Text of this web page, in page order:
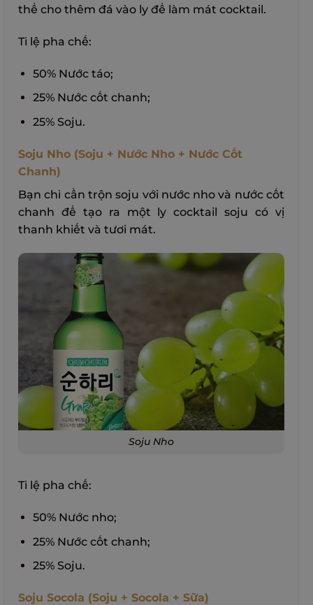
thể cho thêm đá vào ly để làm mát cocktail.
Tỉ lệ pha chế:
50% Nước táo;
25% Nước cốt chanh;
25% Soju.
Soju Nho (Soju + Nước Nho + Nước Cốt
Chanh)
Bạn chỉ cần trộn soju với nước nho và nước cốt
chanh để tạo ra một ly cocktail soju có vị
thanh khiết và tươi mát.
Soju Nho
Tỉ lệ pha chế:
50% Nước nho;
25% Nước cốt chanh;
25% Soju.
Soju Socola (Soju + Socola + Sữa)